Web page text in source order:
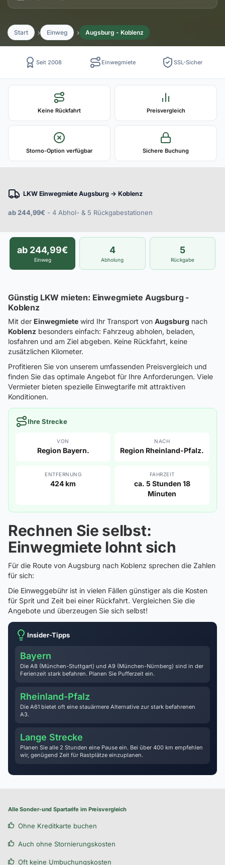
Start Einweg Augsburg - Koblenz
Seit 2008 Einwegmiete SSL-Sicher
Keine Rückfahrt Preisvergleich
Storno-Option verfügbar Sichere Buchung
LKW Einwegmiete Augsburg → Koblenz
ab 244,99€ - 4 Abhol- & 5 Rückgabestationen
ab 244,99€
Einweg
4
Abholung
5
Rückgabe
Günstig LKW mieten: Einwegmiete Augsburg -
Koblenz
Mit der Einwegmiete wird Ihr Transport von Augsburg nach
Koblenz besonders einfach: Fahrzeug abholen, beladen,
losfahren und am Ziel abgeben. Keine Rückfahrt, keine
zusätzlichen Kilometer.
Profitieren Sie von unserem umfassenden Preisvergleich und
finden Sie das optimale Angebot für Ihre Anforderungen. Viele
Vermieter bieten spezielle Einwegtarife mit attraktiven
Konditionen.
Ihre Strecke
VON
Region Bayern.
NACH
Region Rheinland-Pfalz.
ENTFERNUNG
424 km
FAHRZEIT
ca. 5 Stunden 18
Minuten
Rechnen Sie selbst:
Einwegmiete lohnt sich
Für die Route von Augsburg nach Koblenz sprechen die Zahlen
für sich:
Die Einweggebühr ist in vielen Fällen günstiger als die Kosten
für Sprit und Zeit bei einer Rückfahrt. Vergleichen Sie die
Angebote und überzeugen Sie sich selbst!
Insider-Tipps
Bayern
Die A8 (München-Stuttgart) und A9 (München-Nürnberg) sind in der
Ferienzeit stark befahren. Planen Sie Pufferzeit ein.
Rheinland-Pfalz
Die A61 bietet oft eine stauärmere Alternative zur stark befahrenen
A3.
Lange Strecke
Planen Sie alle 2 Stunden eine Pause ein. Bei über 400 km empfehlen
wir, genügend Zeit für Rastplätze einzuplanen.
Alle Sonder-und Spartarife im Preisvergleich
Ohne Kreditkarte buchen
Auch ohne Stornierungskosten
Oft keine Umbuchungskosten